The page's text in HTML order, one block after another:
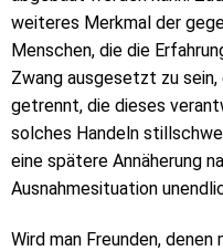
weiteres Merkmal der
Menschen, die die
Zwang ausgesetzt zu
getrennt, die dieses
solches Handeln
eine spätere Annäherung
Ausnahmesituation
Wird man Freunden,